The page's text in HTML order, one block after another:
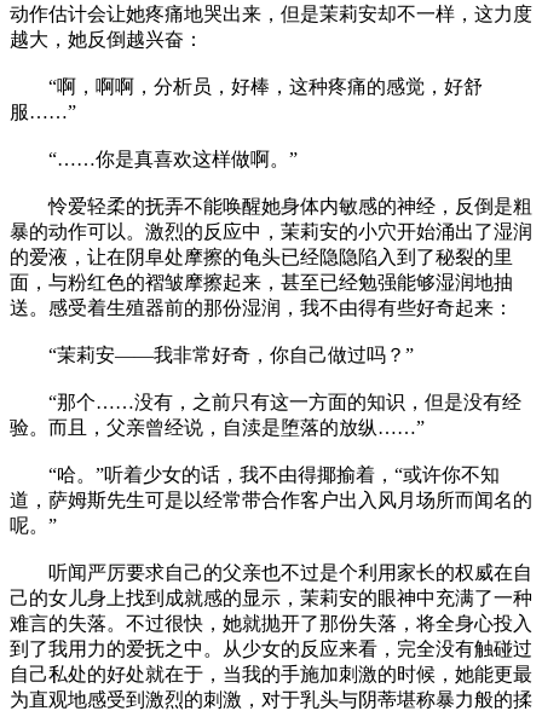
动作估计会让她疼痛地哭出来，但是茉莉安却不一样，这力度
越大，她反倒越兴奋：
“啊，啊啊，分析员，好棒，这种疼痛的感觉，好舒
服……”
“……你是真喜欢这样做啊。”
怜爱轻柔的抚弄不能唤醒她身体内敏感的神经，反倒是粗
暴的动作可以。激烈的反应中，茉莉安的小穴开始涌出了湿润
的爱液，让在阴阜处摩擦的龟头已经隐隐陷入到了秘裂的里
面，与粉红色的褶皱摩擦起来，甚至已经勉强能够湿润地抽
送。感受着生殖器前的那份湿润，我不由得有些好奇起来：
“茉莉安——我非常好奇，你自己做过吗？”
“那个……没有，之前只有这一方面的知识，但是没有经
验。而且，父亲曾经说，自渎是堕落的放纵……”
“哈。”听着少女的话，我不由得揶揄着，“或许你不知
道，萨姆斯先生可是以经常带合作客户出入风月场所而闻名的
呢。”
听闻严厉要求自己的父亲也不过是个利用家长的权威在自
己的女儿身上找到成就感的显示，茉莉安的眼神中充满了一种
难言的失落。不过很快，她就抛开了那份失落，将全身心投入
到了我用力的爱抚之中。从少女的反应来看，完全没有触碰过
自己私处的好处就在于，当我的手施加刺激的时候，她能更最
为直观地感受到激烈的刺激，对于乳头与阴蒂堪称暴力般的揉